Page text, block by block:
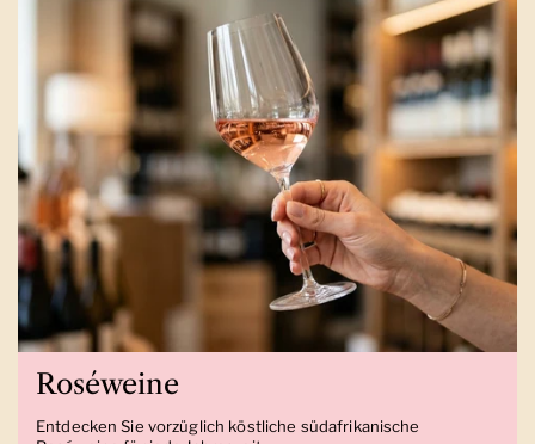
Roséweine
Entdecken Sie vorzüglich köstliche südafrikanische